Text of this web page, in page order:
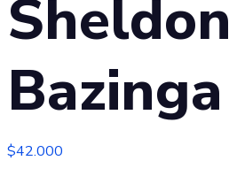
Sheldon
Bazinga
$42.000